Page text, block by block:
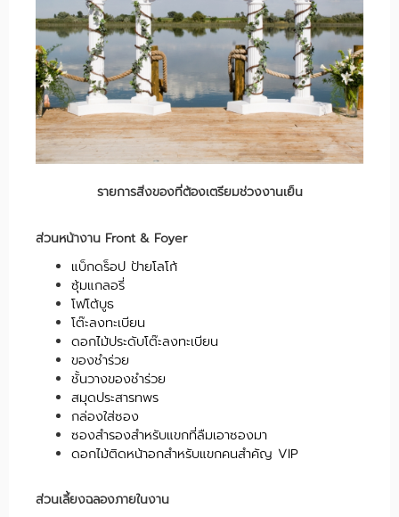
รายการสิ่งของที่ต้องเตรียมช่วงงานเย็น
ส่วนหน้างาน Front & Foyer
แบ็กดร็อป ป้ายโลโก้
ซุ้มแกลอรี่
โฟโต้บูธ
โต๊ะลงทะเบียน
ดอกไม้ประดับโต๊ะลงทะเบียน
ของชำร่วย
ชั้นวางของชำร่วย
สมุดประสารทพร
กล่องใส่ซอง
ซองสำรองสำหรับแขกที่ลืมเอาซองมา
ดอกไม้ติดหน้าอกสำหรับแขกคนสำคัญ VIP
ส่วนเลี้ยงฉลองภายในงาน